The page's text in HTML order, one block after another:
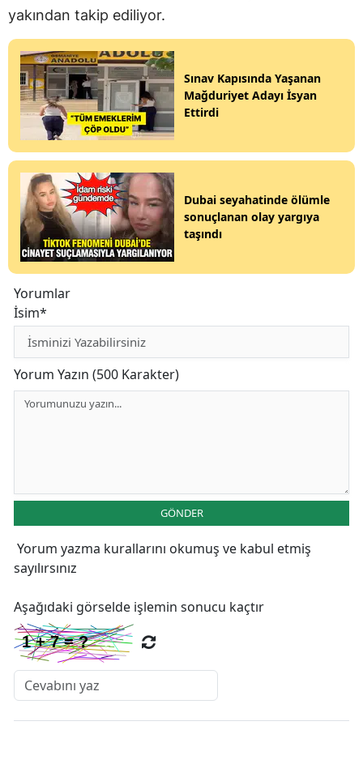
yakından takip ediliyor.
Sınav Kapısında Yaşanan
Mağduriyet Adayı İsyan
Ettirdi
Dubai seyahatinde ölümle
sonuçlanan olay yargıya
taşındı
Yorumlar
İsim*
Yorum Yazın (500 Karakter)
GÖNDER
Yorum yazma kurallarını okumuş ve kabul etmiş
sayılırsınız
Aşağıdaki görselde işlemin sonucu kaçtır